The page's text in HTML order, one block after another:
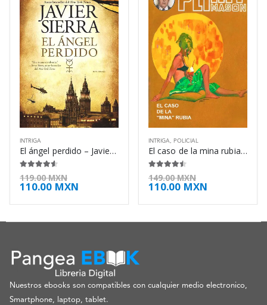
INTRIGA
El ángel perdido – Javier Sierra
4.50 de 5
119.00MXN
110.00 MXN
INTRIGA, POLICIAL
El caso de la mina rubia – Erle Stanley Gardner
4.38 de 5
149.00MXN
110.00 MXN
Nuestros ebooks son compatibles con cualquier medio electronico,
Smartphone, laptop, tablet.